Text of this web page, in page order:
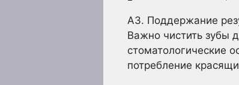
A3. Поддержание
Важно чистить зубы
стоматологические
потребление